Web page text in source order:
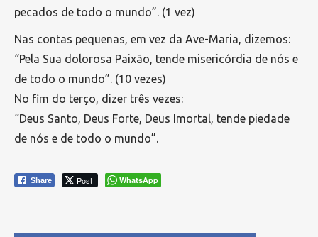
pecados de todo o mundo”. (1 vez)
Nas contas pequenas, em vez da Ave-Maria, dizemos:
“Pela Sua dolorosa Paixão, tende misericórdia de nós e
de todo o mundo”. (10 vezes)
No fim do terço, dizer três vezes:
“Deus Santo, Deus Forte, Deus Imortal, tende piedade
de nós e de todo o mundo”.
Share Post WhatsApp